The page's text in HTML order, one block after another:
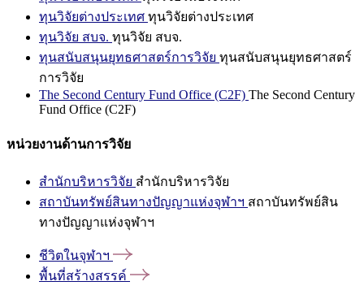
ทุนวิจัยต่างประเทศ ทุนวิจัยต่างประเทศ
ทุนวิจัย สบจ. ทุนวิจัย สบจ.
ทุนสนับสนุนยุทธศาสตร์การวิจัย ทุนสนับสนุนยุทธศาสตร์
การวิจัย
The Second Century Fund Office (C2F) The Second Century
Fund Office (C2F)
หน่วยงานด้านการวิจัย
สำนักบริหารวิจัย สำนักบริหารวิจัย
สถาบันทรัพย์สินทางปัญญาแห่งจุฬาฯ สถาบันทรัพย์สิน
ทางปัญญาแห่งจุฬาฯ
ชีวิตในจุฬาฯ
พื้นที่สร้างสรรค์